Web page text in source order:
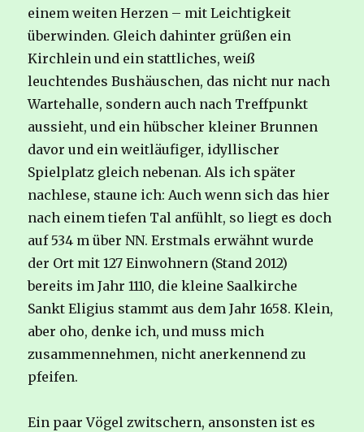
einem weiten Herzen – mit Leichtigkeit
überwinden. Gleich dahinter grüßen ein
Kirchlein und ein stattliches, weiß
leuchtendes Bushäuschen, das nicht nur nach
Wartehalle, sondern auch nach Treffpunkt
aussieht, und ein hübscher kleiner Brunnen
davor und ein weitläufiger, idyllischer
Spielplatz gleich nebenan. Als ich später
nachlese, staune ich: Auch wenn sich das hier
nach einem tiefen Tal anfühlt, so liegt es doch
auf 534 m über NN. Erstmals erwähnt wurde
der Ort mit 127 Einwohnern (Stand 2012)
bereits im Jahr 1110, die kleine Saalkirche
Sankt Eligius stammt aus dem Jahr 1658. Klein,
aber oho, denke ich, und muss mich
zusammennehmen, nicht anerkennend zu
pfeifen.
Ein paar Vögel zwitschern, ansonsten ist es